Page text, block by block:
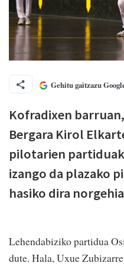
Gehitu gaitzazu
Kofradixen
Bergara Kirol
pilotarien
izango da plazako
hasiko dira
Lehendabiziko partidua
dute. Hala, Uxue